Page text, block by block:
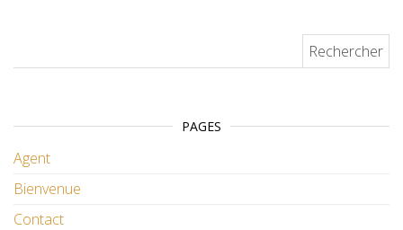
PAGES
Agent
Bienvenue
Contact